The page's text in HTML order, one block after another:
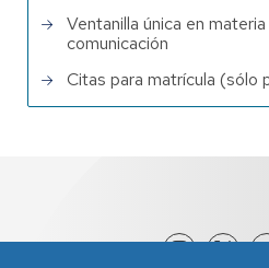
Ventanilla única en
comunicación
Citas para matrícula (sólo